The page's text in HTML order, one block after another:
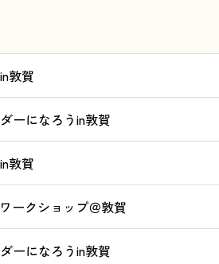
敦賀
ーになろうin敦賀
敦賀
ークショップ＠敦賀
ーになろうin敦賀